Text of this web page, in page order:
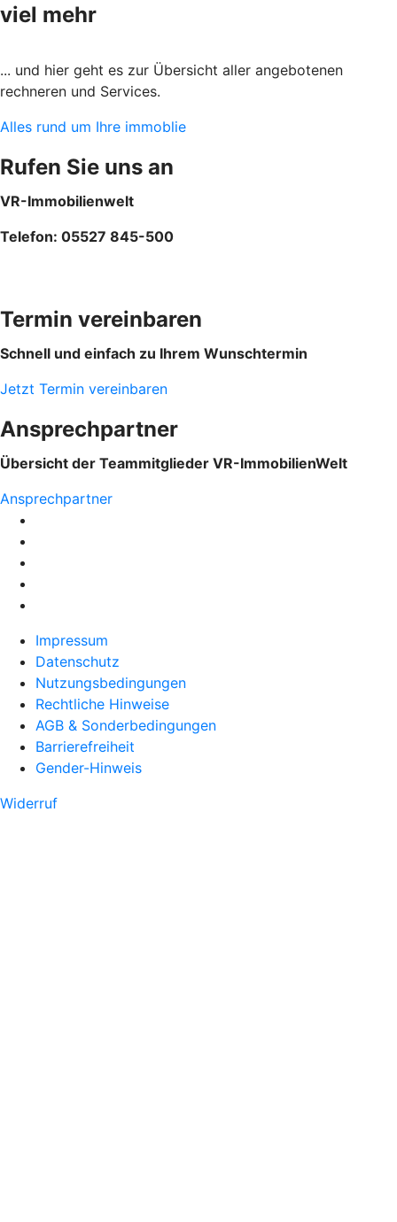
viel mehr
... und hier geht es zur Übersicht aller angebotenen
rechneren und Services.
Alles rund um Ihre immoblie
Rufen Sie uns an
VR-Immobilienwelt
Telefon: 05527 845-500
Termin vereinbaren
Schnell und einfach zu Ihrem Wunschtermin
Jetzt Termin vereinbaren
Ansprechpartner
Übersicht der Teammitglieder VR-ImmobilienWelt
Ansprechpartner
Impressum
Datenschutz
Nutzungsbedingungen
Rechtliche Hinweise
AGB & Sonderbedingungen
Barrierefreiheit
Gender-Hinweis
Widerruf